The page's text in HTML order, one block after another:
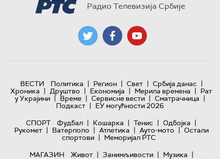
Радио Телевизија Србије
ВЕСТИ Политика | Регион | Свет | Србија данас |
Хроника | Друштво | Економија | Мерила времена | Рат
у Украјини | Време | Сервисне вести | Сматрачница |
Подкаст | ЕУ могућности 2026
СПОРТ
Фудбал | Кошарка | Тенис | Одбојка |
Рукомет | Ватерполо | Атлетика | Ауто-мото | Остали
спортови | Меморијал РТС
МАГАЗИН
Живот | Занимљивости | Музика |